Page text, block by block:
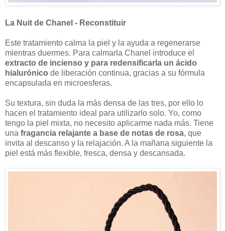
La Nuit de Chanel - Reconstituir
Este tratamiento calma la piel y la ayuda a regenerarse
mientras duermes. Para calmarla Chanel introduce el
extracto de incienso y para redensificarla un ácido
hialurónico de liberación continua, gracias a su fórmula
encapsulada en microesferas.
Su textura, sin duda la más densa de las tres, por ello lo
hacen el tratamiento ideal para utilizarlo solo. Yo, como
tengo la piel mixta, no necesito aplicarme nada más. Tiene
una fragancia relajante a base de notas de rosa, que
invita al descanso y la relajación. A la mañana siguiente la
piel está más flexible, fresca, densa y descansada.